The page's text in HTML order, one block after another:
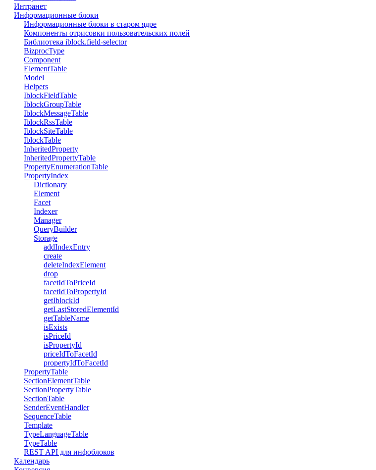
Интранет
Информационные блоки
Информационные блоки в старом ядре
Компоненты отрисовки пользовательских полей
Библиотека iblock.field-selector
BizprocType
Component
ElementTable
Model
Helpers
IblockFieldTable
IblockGroupTable
IblockMessageTable
IblockRssTable
IblockSiteTable
IblockTable
InheritedProperty
InheritedPropertyTable
PropertyEnumerationTable
PropertyIndex
Dictionary
Element
Facet
Indexer
Manager
QueryBuilder
Storage
addIndexEntry
create
deleteIndexElement
drop
facetIdToPriceId
facetIdToPropertyId
getIblockId
getLastStoredElementId
getTableName
isExists
isPriceId
isPropertyId
priceIdToFacetId
propertyIdToFacetId
PropertyTable
SectionElementTable
SectionPropertyTable
SectionTable
SenderEventHandler
SequenceTable
Template
TypeLanguageTable
TypeTable
REST API для инфоблоков
Календарь